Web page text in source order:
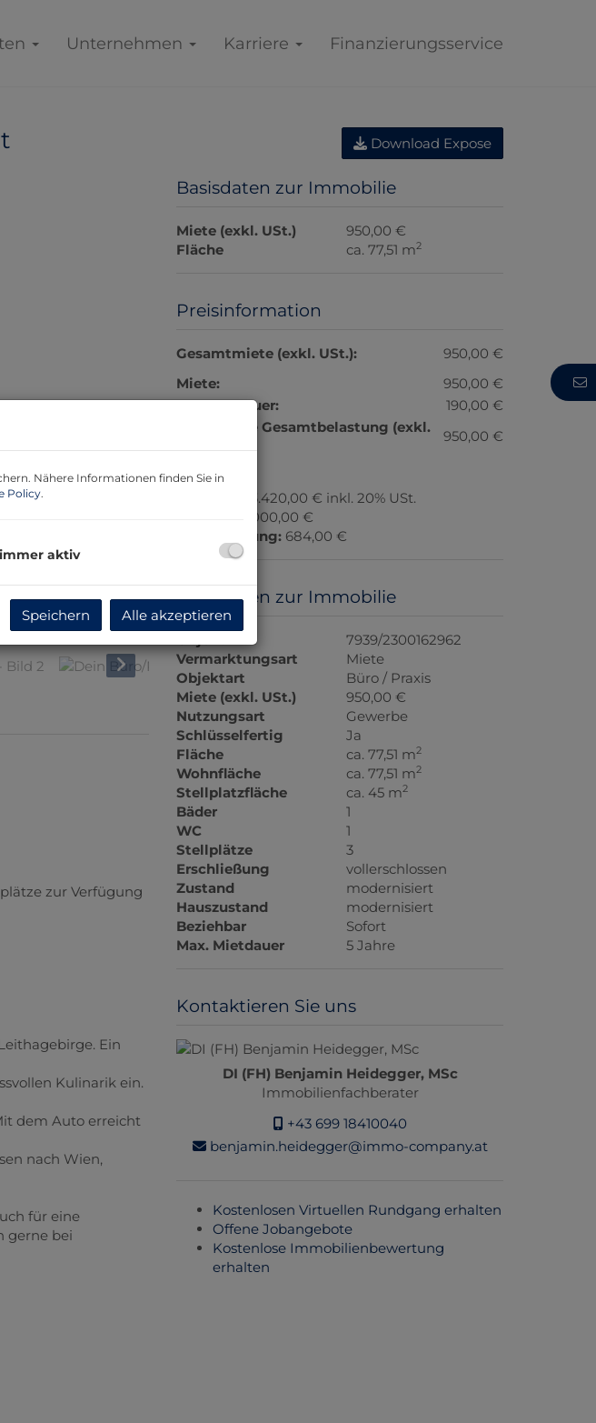
Unternehmen Karriere Finanzierungsservice
zur Verfügung
Ein
Kulinarik ein.
dem Auto erreicht
nach Wien,
für eine
bei
365 m-z (GewO
mit vollständiger
Download Expose
Basisdaten zur Immobilie
Miete (exkl. USt.)
950,00 €
Fläche
ca. 77,51 m2
Preisinformation
Gesamtmiete (exkl. USt.):
950,00 €
Miete:
950,00 €
Umsatzsteuer:
190,00 €
monatliche Gesamtbelastung (exkl.
USt.):
950,00 €
3.420,00 € inkl. 20% USt.
6.000,00 €
Vergebührung: 684,00 €
Basisdaten zur Immobilie
7939/2300162962
Vermarktungsart
Miete
Objektart
Büro / Praxis
Miete (exkl. USt.)
950,00 €
Nutzungsart
Gewerbe
Schlüsselfertig
Ja
Fläche
ca. 77,51 m2
Wohnfläche ca. 77,51 m2
Stellplatzfläche ca. 45 m2
Bäder
1
WC
1
Stellplätze
3
Erschließung
vollerschlossen
Zustand
modernisiert
Hauszustand
modernisiert
Beziehbar
Sofort
Max. Mietdauer
5 Jahre
Kontaktieren Sie uns
DI (FH) Benjamin Heidegger, MSc
Immobilienfachberater
+43 699 18410040
benjamin.heidegger@immo-company.at
Kostenlosen Virtuellen Rundgang erhalten
Offene Jobangebote
Kostenlose Immobilienbewertung
erhalten
Nähere Informationen finden Sie in
Policy.
immer aktiv
Speichern Alle akzeptieren